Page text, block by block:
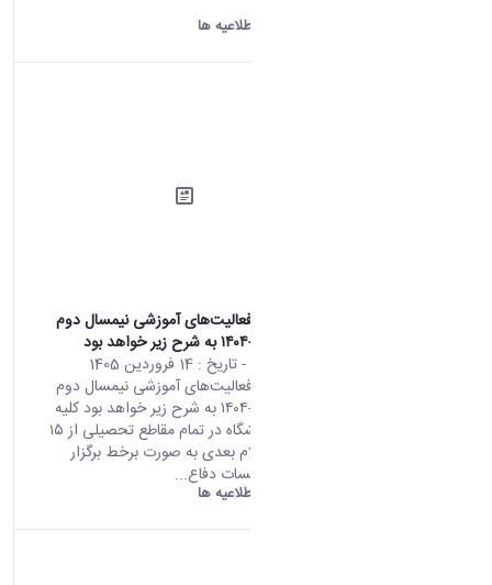
اطلاعیه ها
اطلاعيه ادامه فعالیت‌های آموزشی نیمسال دوم
- تاریخ : 14 فروردین 1405
اطلاعيه ادامه فعالیت‌های آموزشی نیمسال دوم
تحصیلی ۱۴۰۵-۱۴۰۴ به شرح زیر خواهد بود کلیه
کلاس‌های دانشگاه در تمام مقاطع تحصیلی از ۱۵
فروردین تا اعلام بعدی به صورت برخط برگزار
خواهد شد. جلسات دفاع...
اطلاعیه ها